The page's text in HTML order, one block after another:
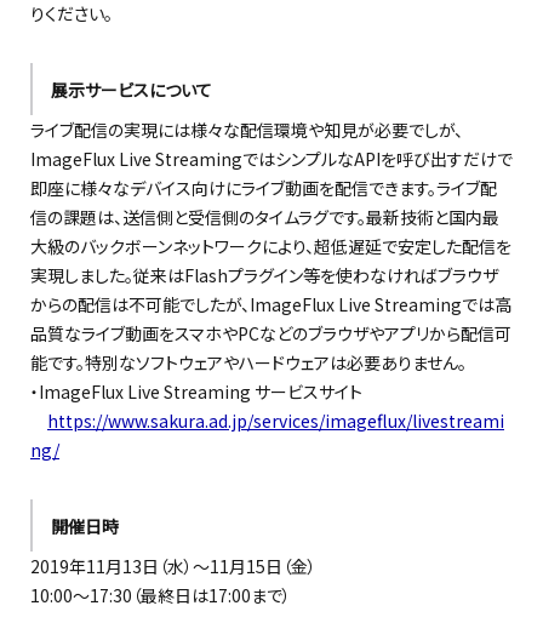
りください。
展示サービスについて
ライブ配信の実現には様々な配信環境や知見が必要でしが、
ImageFlux Live StreamingではシンプルなAPIを呼び出すだけで
即座に様々なデバイス向けにライブ動画を配信できます。ライブ配
信の課題は、送信側と受信側のタイムラグです。最新技術と国内最
大級のバックボーンネットワークにより、超低遅延で安定した配信を
実現しました。従来はFlashプラグイン等を使わなければブラウザ
からの配信は不可能でしたが、ImageFlux Live Streamingでは高
品質なライブ動画をスマホやPCなどのブラウザやアプリから配信可
能です。特別なソフトウェアやハードウェアは必要ありません。
・ImageFlux Live Streaming サービスサイト
https://www.sakura.ad.jp/services/imageflux/livestreami
ng/
開催日時
2019年11月13日（水）～11月15日（金）
10:00～17:30（最終日は17:00まで）